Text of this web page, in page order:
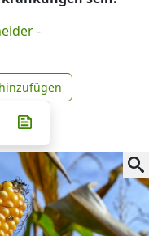
-
zu Google
Whatsapp
Teilen auf Telegram
teilen
Post auf X